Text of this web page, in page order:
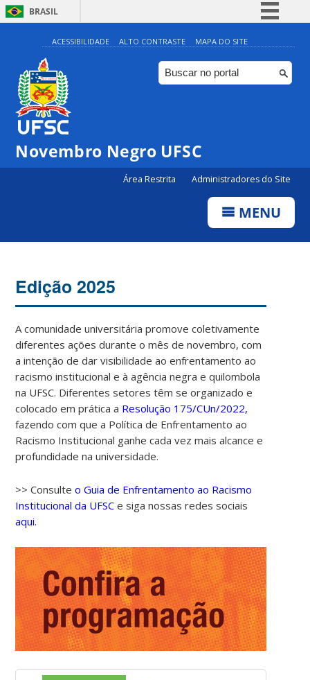
BRASIL
Simplifique!
Comunica BR
Participe
ACESSIBILIDADE ALTO CONTRASTE MAPA DO SITE
Novembro Negro UFSC
Área Restrita Administradores do Site
MENU
Edição 2025
A comunidade universitária promove coletivamente
diferentes ações durante o mês de novembro, com
a intenção de dar visibilidade ao enfrentamento ao
racismo institucional e à agência negra e quilombola
na UFSC. Diferentes setores têm se organizado e
colocado em prática a Resolução 175/CUn/2022,
fazendo com que a Política de Enfrentamento ao
Racismo Institucional ganhe cada vez mais alcance e
profundidade na universidade.
>> Consulteo Guia de Enfrentamento ao Racismo
Institucional da UFSC e siga nossas redes sociais
aqui.